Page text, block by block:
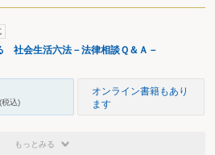
社会生活六法－法律相談Ｑ＆Ａ－
(税込)
オンライン書籍もあり
ます
もっとみる